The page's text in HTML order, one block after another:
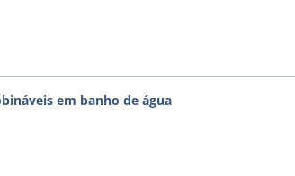
em banho de água